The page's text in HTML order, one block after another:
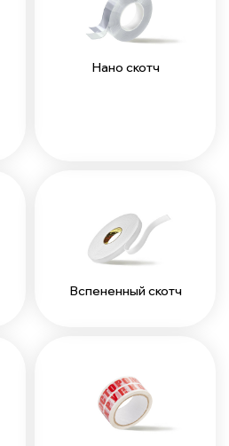
Нано скотч
Вспененный скотч